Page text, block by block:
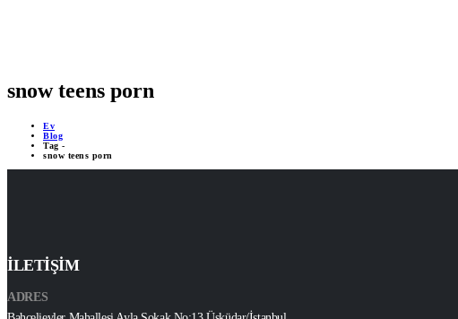
snow teens porn
Ev
Blog
Tag -
snow teens porn
İLETİŞİM
ADRES